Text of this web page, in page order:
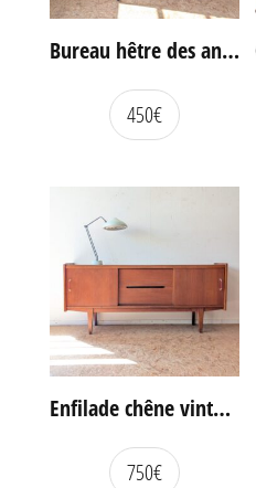
Bureau hêtre des années 60
450€
Enfilade chêne vintage portes coulissantes
750€